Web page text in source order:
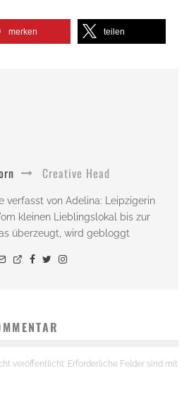
merken teilen
Creative Head
verfasst von Adelina: Leipzigerin
kleinen Lieblingslokal bis zur
überzeugt, wird gebloggt
veröffentlicht. Erforderliche Felder sind mit